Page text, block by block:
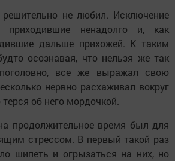
не любил. Исключение
приходившие ненадолго и, как
дальше прихожей. К таким
осознавая, что нельзя же так
все же выражал свою
нервно расхаживал вокруг
об него мордочкой.
продолжительное время был для
стрессом. В первый такой раз
шипеть и огрызаться на них, но